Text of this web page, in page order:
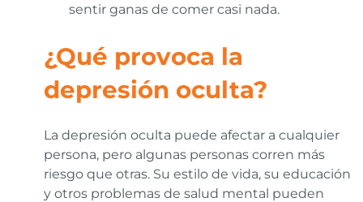
sentir ganas de comer casi nada.
¿Qué provoca la
depresión oculta?
La depresión oculta puede afectar a cualquier
persona, pero algunas personas corren más
riesgo que otras. Su estilo de vida, su educación
y otros problemas de salud mental pueden